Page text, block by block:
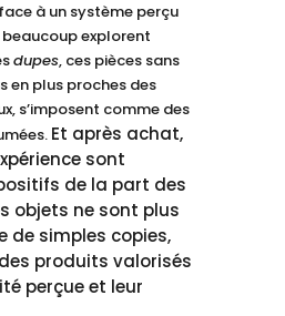
à un système perçu
explorent
dupes, ces pièces sans
en plus proches des
s’imposent comme des
Et après achat,
sont
de la part des
objets ne sont plus
de simples copies,
produits valorisés
perçue et leur